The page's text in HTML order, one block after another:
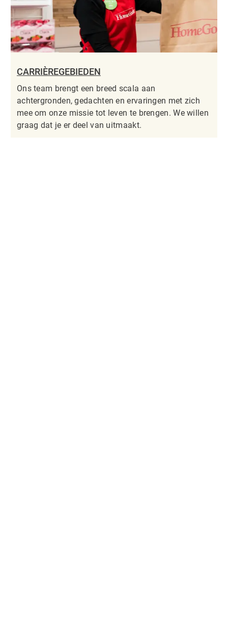
CARRIÈREGEBIEDEN
Ons team brengt een breed scala aan
achtergronden, gedachten en ervaringen met zich
mee om onze missie tot leven te brengen. We willen
graag dat je er deel van uitmaakt.